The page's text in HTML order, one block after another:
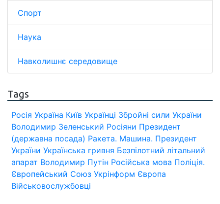
Спорт
Наука
Навколишнє середовище
Tags
Росія Україна Київ Українці Збройні сили України
Володимир Зеленський Росіяни Президент
(державна посада) Ракета. Машина. Президент
України Українська гривня Безпілотний літальний
апарат Володимир Путін Російська мова Поліція.
Європейський Союз Укрінформ Європа
Військовослужбовці